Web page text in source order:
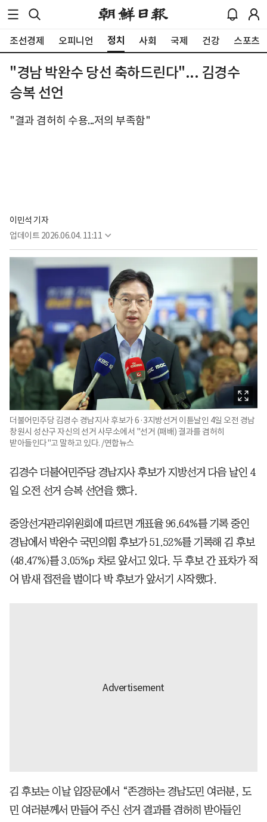
조선경제 오피니언 정치 사회 국제 건강 스포츠
"경남 박완수 당선 축하드린다"... 김경수
승복 선언
"결과 겸허히 수용...저의 부족함"
이민석 기자
업데이트 2026.06.04. 11:11
더불어민주당 김경수 경남지사 후보가 6·3지방선거 이튿날인 4일 오전 경남
창원시 성산구 자신의 선거 사무소에서 "선거 (패배) 결과를 겸허히
받아들인다"고 말하고 있다. /연합뉴스
김경수 더불어민주당 경남지사 후보가 지방선거 다음 날인 4
일 오전 선거 승복 선언을 했다.
중앙선거관리위원회에 따르면 개표율 96.64%를 기록 중인
경남에서 박완수 국민의힘 후보가 51.52%를 기록해 김 후보
(48.47%)를 3.05%p 차로 앞서고 있다. 두 후보 간 표차가 적
어 밤새 접전을 벌이다 박 후보가 앞서기 시작했다.
김 후보는 이날 입장문에서 “존경하는 경남도민 여러분, 도
민 여러분께서 만들어 주신 선거 결과를 겸허히 받아들인